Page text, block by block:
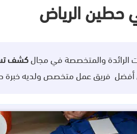
حطين الرياض
الرائدة والمتخصصة في مجالكشف
أفضل فريق عمل متخصص ولديه خبرة